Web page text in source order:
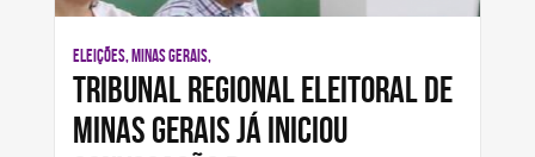
ELEIÇÕES, MINAS GERAIS,
Tribunal Regional Eleitoral de
Minas Gerais já iniciou